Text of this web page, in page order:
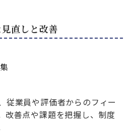
直しと改善
従業員や評価者からのフィー
改善点や課題を把握し、制度